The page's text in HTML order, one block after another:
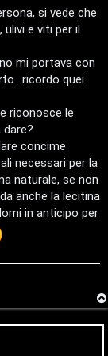
si vede che
e viti per il
mi portava con
ricordo quei
riconosce le
concime
necessari per la
naturale, se non
anche la lecitina
in anticipo per